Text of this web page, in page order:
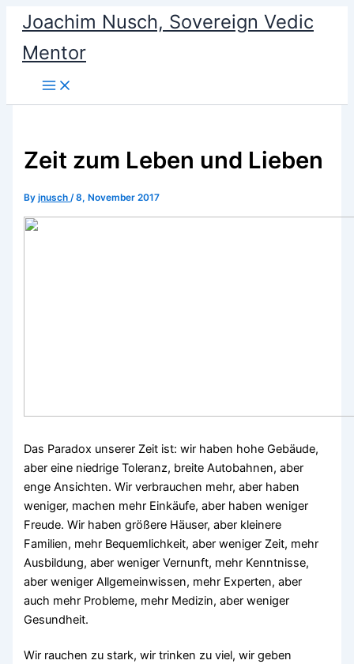
content
Joachim Nusch, Sovereign Vedic
Mentor
Zeit zum Leben und Lieben
Byjnusch/8, November 2017
Das Paradox unserer Zeit ist: wir haben hohe Gebäude,
aber eine niedrige Toleranz, breite Autobahnen, aber
enge Ansichten. Wir verbrauchen mehr, aber haben
weniger, machen mehr Einkäufe, aber haben weniger
Freude. Wir haben größere Häuser, aber kleinere
Familien, mehr Bequemlichkeit, aber weniger Zeit, mehr
Ausbildung, aber weniger Vernunft, mehr Kenntnisse,
aber weniger Allgemeinwissen, mehr Experten, aber
auch mehr Probleme, mehr Medizin, aber weniger
Gesundheit.
Wir rauchen zu stark, wir trinken zu viel, wir geben